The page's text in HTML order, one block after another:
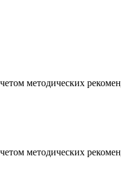
методических
методических